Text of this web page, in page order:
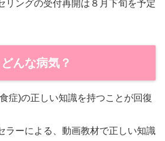
リングの受付再開は８月下旬を予定
んな病気？
症)の正しい知識を持つことが回復
ラーによる、動画教材で正しい知識